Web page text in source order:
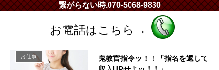
繋がらない時.070-5068-9830
お電話はこちら→
お仕事
鬼教官指令ッ！！「指名を返して